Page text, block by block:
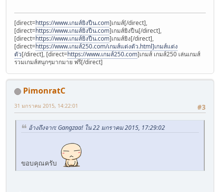
[direct=https://www.เกมส์ยิงปืน.com]เกมส์[/direct],
[direct=https://www.เกมส์ยิงปืน.com]เกมส์ยิงปืน[/direct],
[direct=https://www.เกมส์ยิงปืน.com]เกมส์ยิง[/direct],
[direct=https://www.เกมส์250.com/เกมส์แต่งตัว.html]เกมส์แต่ง
ตัว[/direct], [direct=https://www.เกมส์250.com]เกมส์ เกมส์250 เล่นเกมส์
รวมเกมส์สนุกๆมากมาย ฟรี[/direct]
PimonratC
#3
31 มกราคม 2015, 14:22:01
อ้างถึงจาก: Gangzaa! ใน 22 มกราคม 2015, 17:29:02
ขอบคุณครับ